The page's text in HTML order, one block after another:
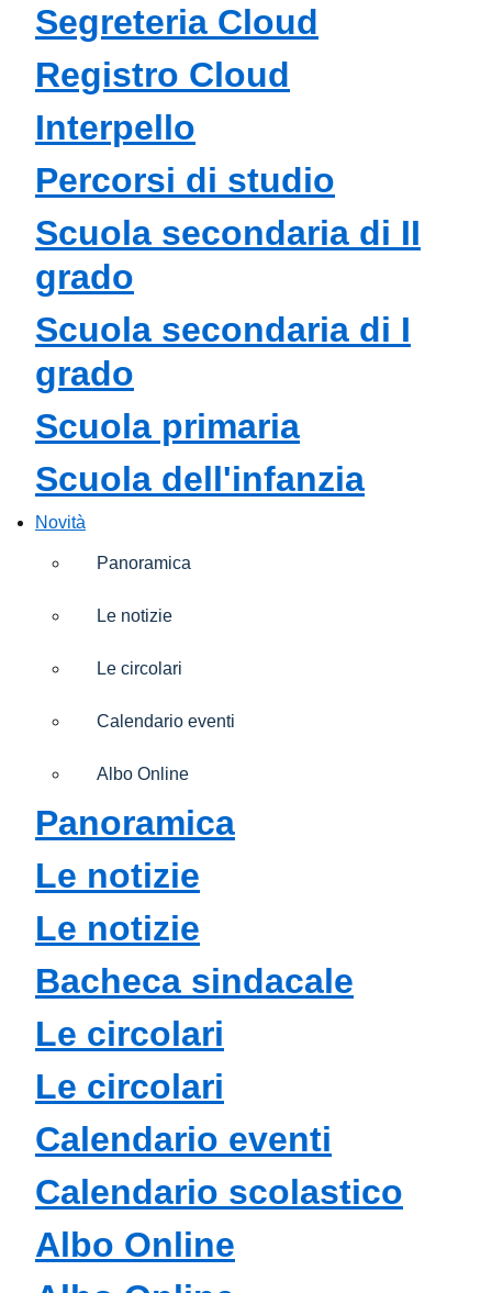
Segreteria Cloud
Registro Cloud
Interpello
Percorsi di studio
Scuola secondaria di II
grado
Scuola secondaria di I
grado
Scuola primaria
Scuola dell'infanzia
Novità
Panoramica
Le notizie
Le circolari
Calendario eventi
Albo Online
Panoramica
Le notizie
Le notizie
Bacheca sindacale
Le circolari
Le circolari
Calendario eventi
Calendario scolastico
Albo Online